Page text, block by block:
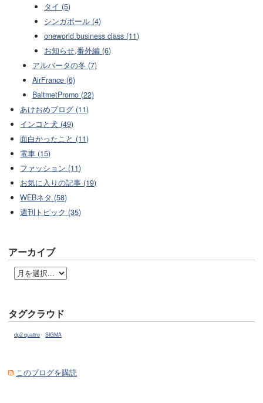
タイ (5)
シンガポール (4)
oneworld business class (11)
お知らせ,番外編 (6)
アルバータの冬 (7)
AirFrance (6)
BaltmetPromo (22)
あけおめブログ (11)
インコと犬 (49)
面白かったこと (11)
電車 (15)
ファッション (11)
お気に入りの記事 (19)
WEBネタ (58)
週刊トピック (35)
アーカイブ
タグクラウド
dp2 quattro SIGMA
このブログを購読